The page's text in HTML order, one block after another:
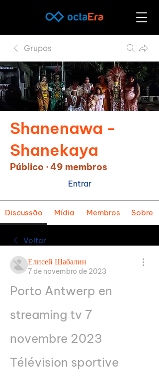
Grupos
Shanenawa -
Shanekaya
Público ·49 membros
Entrar
Discussão Mídia Membros Sobre
Voltar
Елисей Шабалин
7 de novembro de 2023
Porto Antwerp en
streaming tv 7
novembre 2023
Télévision sportive